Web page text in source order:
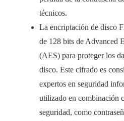
técnicos.
La encriptación de disco
de 128 bits de Advanced
(AES) para proteger los
disco. Este cifrado es
expertos en seguridad
utilizado en combinación
seguridad, como